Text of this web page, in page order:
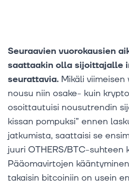
Seuraavien vuorokausien
saattaakin olla sijoittajalle
seurattavia. Mikäli
nousu niin osake- kuin
osoittautuisi nousutrendin
kissan pompuksi” ennen
jatkumista, saattaisi se
juuri OTHERS/BTC-suhteen
Pääomavirtojen
takaisin bitcoiniin on usein